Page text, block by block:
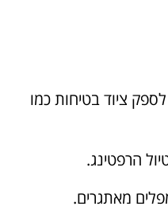
ציוד בטיחות כמו
הרפטינג.
מאתגרים.